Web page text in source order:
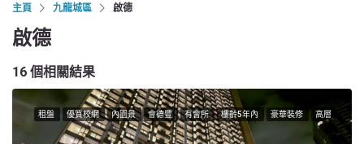
主頁 九龍城區 啟德
啟德
16 個相關結果
租盤 優質校網 內園景 會德豐 有會所 樓齡5年內 豪華裝修 高層